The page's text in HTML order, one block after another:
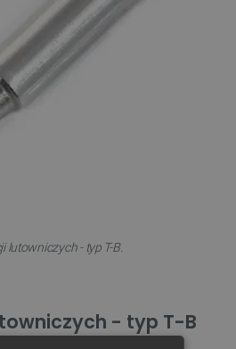
lutowniczych - typ T-B.
- typ T-B